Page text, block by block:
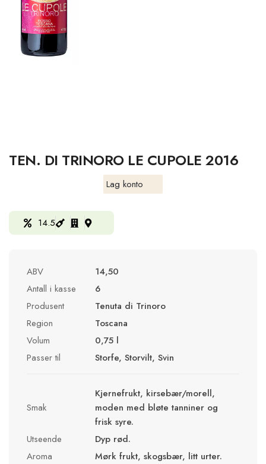
TEN. DI TRINORO LE CUPOLE 2016
Lag konto
14.5
ABV
14,50
Antall i kasse
6
Produsent
Tenuta di Trinoro
Region
Toscana
Volum
0,75 l
Passer til
Storfe, Storvilt, Svin
Smak
Kjernefrukt, kirsebær/morell,
moden med bløte tanniner og
frisk syre.
Utseende
Dyp rød.
Aroma
Mørk frukt, skogsbær, litt urter.